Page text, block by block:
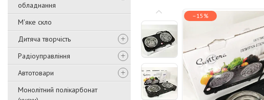
обладнання
М'яке скло
Дитяча творчість
Радіоуправління
Автотовари
Монолітний полікарбонат
–15%